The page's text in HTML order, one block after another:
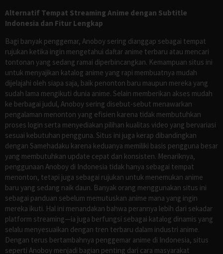
Alternatif Tempat Streaming Anime dengan Subtitle
Indonesia dan Fitur Lengkap
Bagi banyak penggemar, Anoboy sering dianggap sebagai tempat
rujukan ketika ingin mengetahui daftar anime terbaru atau mencari
tontonan yang sedang ramai diperbincangkan. Kemampuan situs ini
untuk menyajikan katalog anime yang rapi membuatnya mudah
dijelajahi oleh siapa saja, baik penonton baru maupun mereka yang
sudah lama mengikuti dunia anime. Selain memberikan akses mudah
ke berbagai judul, Anoboy sering disebut-sebut menawarkan
pengalaman menonton yang efisien karena tidak membutuhkan
proses login serta menyediakan pilihan kualitas video yang bervariasi
sesuai kebutuhan pengguna. Situs ini juga kerap dibandingkan
dengan Samehadaku karena keduanya memiliki basis pengguna besar
yang membutuhkan update cepat dan konsisten. Menariknya,
penggunaan Anoboy di Indonesia tidak hanya sebagai tempat
menonton, tetapi juga sebagai rujukan untuk menemukan anime
baru yang sedang naik daun. Banyak orang menggunakan situs ini
sebagai panduan sebelum memutuskan anime mana yang ingin
mereka ikuti. Hal ini menandakan bahwa perannya lebih dari sekadar
platform streaming—ia juga berfungsi sebagai katalog dinamis yang
selalu menyesuaikan dengan tren terbaru dalam industri anime.
Dengan terus bertambahnya penggemar anime di Indonesia, situs
seperti Anoboy menjadi bagian penting dari cara masyarakat